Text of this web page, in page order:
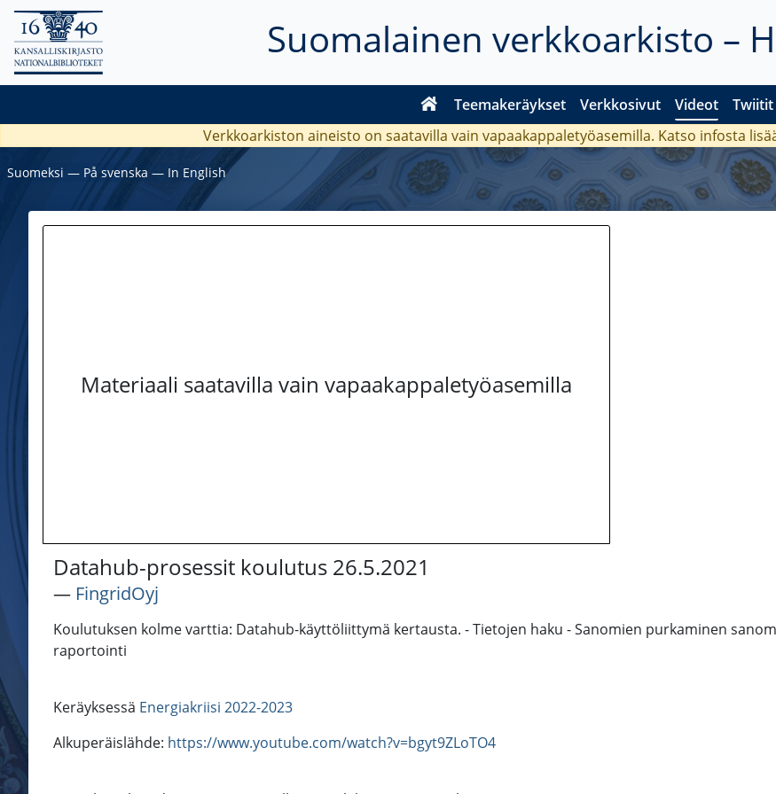
Suomalainen verkkoarkisto –
Teemakeräykset Verkkosivut Videot Twiitit
Verkkoarkiston aineisto on saatavilla vain vapaakappaletyöasemilla. Katso infosta
Suomeksi ― På svenska ― In English
Materiaali saatavilla vain vapaakappaletyöasemilla
Datahub-prosessit koulutus 26.5.2021
― FingridOyj
Koulutuksen kolme varttia: Datahub-käyttöliittymä kertausta. - Tietojen haku - Sanomien purkaminen
raportointi
Keräyksessä Energiakriisi 2022-2023
Alkuperäislähde: https://www.youtube.com/watch?v=bgyt9ZLoTO4